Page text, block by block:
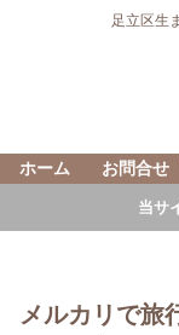
足立区生
ホーム お問合せ
当サ
メルカリで旅